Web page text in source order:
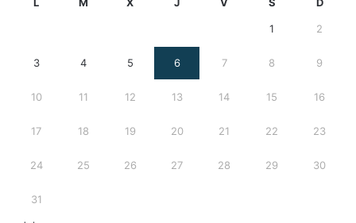
1 2
3 4 5 6 7 8 9
10 11 12 13 14 15 16
17 18 19 20 21 22 23
24 25 26 27 28 29 30
31